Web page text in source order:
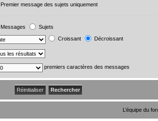
Premier message des sujets uniquement
Messages
Sujets
Croissant Décroissant
premiers caractères des messages
L’équipe du